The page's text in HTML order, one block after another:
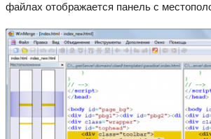
файлах отображается панель с